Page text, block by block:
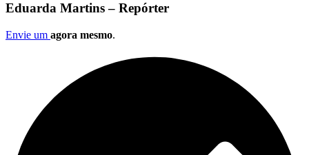
Eduarda Martins – Repórter
Envie um agora mesmo.